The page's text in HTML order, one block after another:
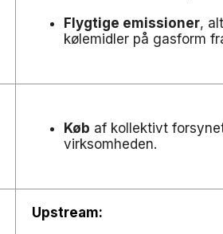
Flygtige emissioner,
kølemidler på gasform
Køb af kollektivt
virksomheden.
Upstream: